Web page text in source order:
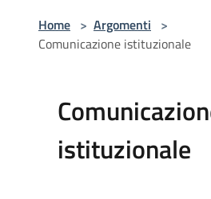
Home > Argomenti >
Comunicazione istituzionale
istituzionale